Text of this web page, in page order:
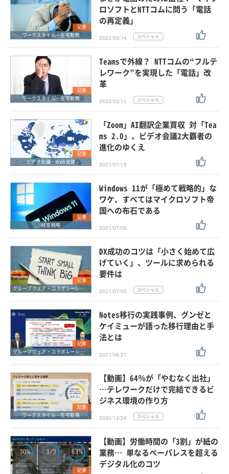
記事
ワークスタイル・在宅勤務
ロソフトとNTTコムに問う「電話
の再定義」
2022/03/14
記事
ワークスタイル・在宅勤務
Teamsで外線？ NTTコムの“フルテ
レワーク”を実現した「電話」改
革
2022/03/11
記事
ビデオ会議・Web会議
「Zoom」AI翻訳企業買収 対「Tea
ms 2.0」、ビデオ会議2大覇者の
進化のゆくえ
2021/07/15
記事
経営戦略
Windows 11が「極めて戦略的」な
ワケ、すべてはマイクロソフト帝
国への布石である
2021/07/06
記事
グループウェア・コラボレーション
DX成功のコツは「小さく始めて広
げていく」、ツールに求められる
要件は
2021/07/05
記事
グループウェア・コラボレーション
Notes移行の実践事例、グンゼと
ケイミューが語った移行理由と手
法とは
2021/06/21
記事
ワークスタイル・在宅勤務
【動画】64％が「やむなく出社」
…テレワークだけで完結できるビ
ジネス環境の作り方
2020/12/24
記事
【動画】労働時間の「3割」が紙の
業務… 単なるペーパレスを超える
デジタル化のコツ